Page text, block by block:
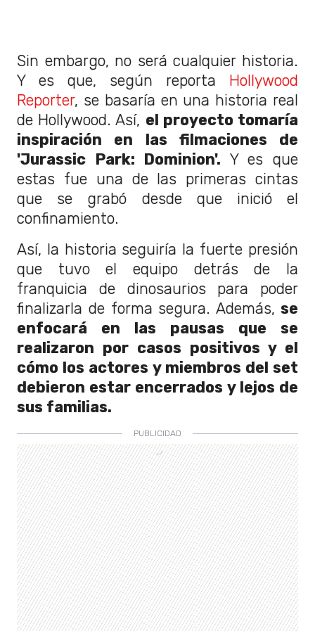
Sin embargo, no será cualquier historia.
Y es que, según reporta Hollywood
Reporter, se basaría en una historia real
de Hollywood. Así, el proyecto tomaría
inspiración en las filmaciones de
'Jurassic Park: Dominion'. Y es que
estas fue una de las primeras cintas
que se grabó desde que inició el
confinamiento.
Así, la historia seguiría la fuerte presión
que tuvo el equipo detrás de la
franquicia de dinosaurios para poder
finalizarla de forma segura. Además, se
enfocará en las pausas que se
realizaron por casos positivos y el
cómo los actores y miembros del set
debieron estar encerrados y lejos de
sus familias.